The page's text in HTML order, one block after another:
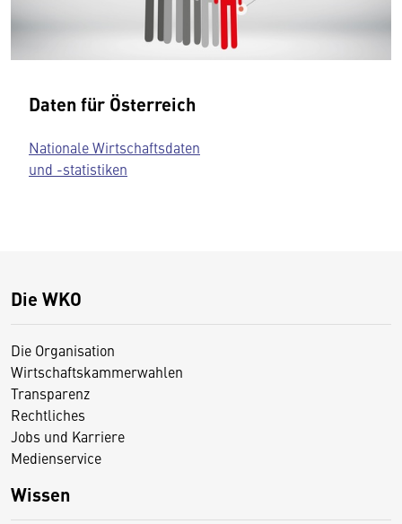
Daten für Österreich
Nationale Wirtschaftsdaten
und -statistiken
Die WKO
Die Organisation
Wirtschaftskammerwahlen
Transparenz
Rechtliches
Jobs und Karriere
Medienservice
Wissen